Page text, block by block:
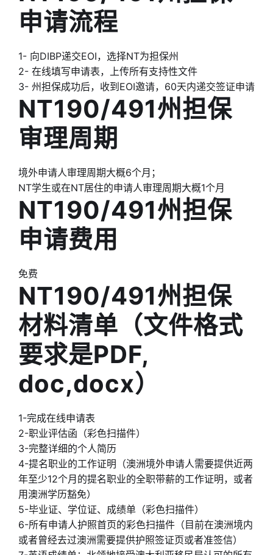
申请流程
1- 向DIBP递交EOI，选择NT为担保州
2- 在线填写申请表，上传所有支持性文件
3- 州担保成功后，收到EOI邀请，60天内递交签证申请
NT190/491州担保
审理周期
境外申请人审理周期大概6个月；
NT学生或在NT居住的申请人审理周期大概1个月
NT190/491州担保
申请费用
免费
NT190/491州担保
材料清单（文件格式
要求是PDF,
doc,docx）
1-完成在线申请表
2-职业评估函（彩色扫描件）
3-完整详细的个人简历
4-提名职业的工作证明（澳洲境外申请人需要提供近两
年至少12个月的提名职业的全职带薪的工作证明，或者
用澳洲学历豁免）
5-毕业证、学位证、成绩单（彩色扫描件）
6-所有申请人护照首页的彩色扫描件（目前在澳洲境内
或者曾经去过澳洲需要提供护照签证页或者准签信）